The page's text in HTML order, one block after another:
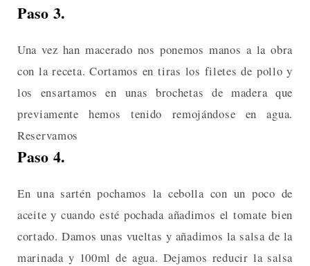
Paso 3.
Una vez han macerado nos ponemos manos a la obra
con la receta. Cortamos en tiras los filetes de pollo y
los ensartamos en unas brochetas de madera que
previamente hemos tenido remojándose en agua.
Reservamos
Paso 4.
En una sartén pochamos la cebolla con un poco de
aceite y cuando esté pochada añadimos el tomate bien
cortado. Damos unas vueltas y añadimos la salsa de la
marinada y 100ml de agua. Dejamos reducir la salsa